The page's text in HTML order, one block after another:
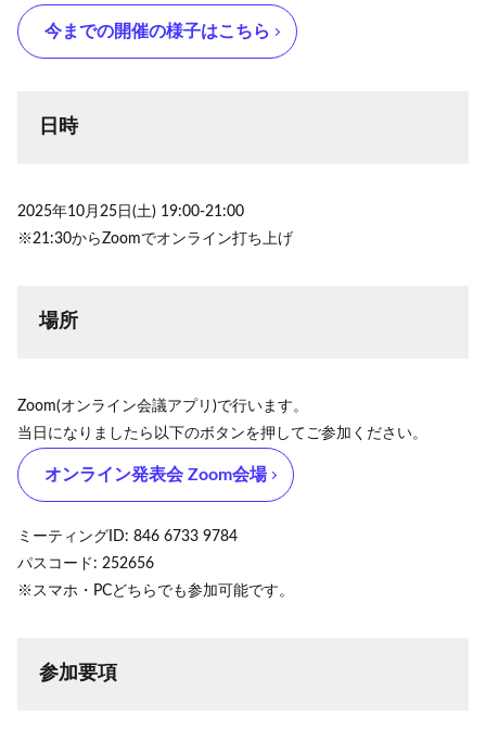
今までの開催の様子はこちら
日時
2025年10月25日(土) 19:00-21:00
※21:30からZoomでオンライン打ち上げ
場所
Zoom(オンライン会議アプリ)で行います。
当日になりましたら以下のボタンを押してご参加ください。
オンライン発表会 Zoom会場
ミーティングID: 846 6733 9784
パスコード: 252656
※スマホ・PCどちらでも参加可能です。
参加要項